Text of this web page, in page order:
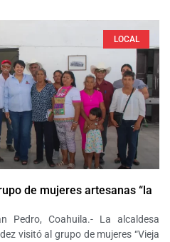
LOCAL
de mujeres artesanas “la
Pedro, Coahuila.- La alcaldesa
visitó al grupo de mujeres “Vieja